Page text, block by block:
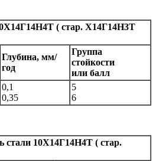
( стар. Х14Г14Н3Т
Глубина, мм/
год
Группа
стойкости
или балл
0,1
0,35
5
6
стали 10Х14Г14Н4Т ( стар.